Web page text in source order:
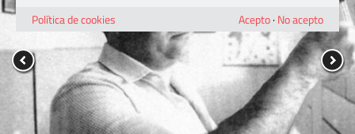
Política de cookies
Acepto· No acepto